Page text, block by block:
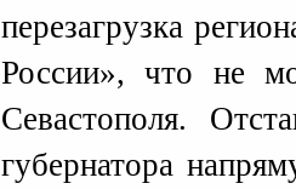
перезагрузка
России», что не
Севастополя.
губернатора